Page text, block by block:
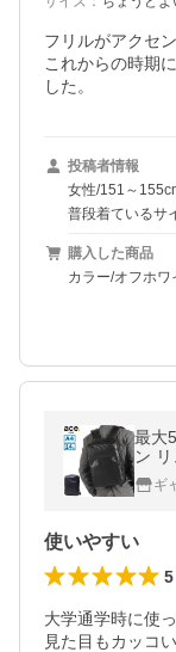
フリルがアクセ
これからの時期
した。
投稿者情報
女性/151～
普段着ているサ
購入した商品
カラー/オフホワ
最大
ン
エタ
ギ
使いやすい
5
大学通学時に使
見た目もカッコ